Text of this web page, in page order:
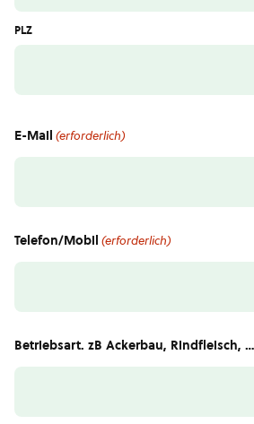
PLZ
E-Mail (erforderlich)
Telefon/Mobil (erforderlich)
Betriebsart. zB Ackerbau, Rindfleisch,